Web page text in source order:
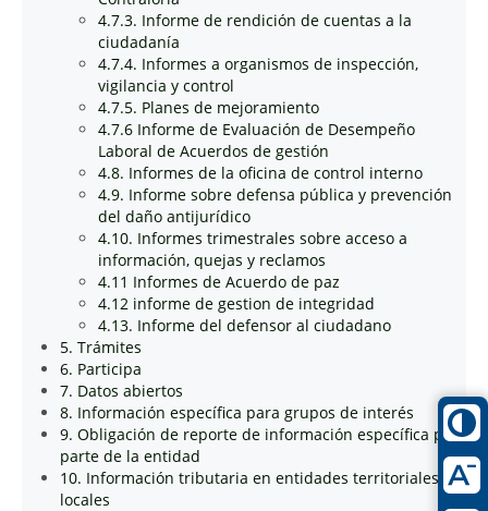
4.7.3. Informe de rendición de cuentas a la
ciudadanía
4.7.4. Informes a organismos de inspección,
vigilancia y control
4.7.5. Planes de mejoramiento
4.7.6 Informe de Evaluación de Desempeño
Laboral de Acuerdos de gestión
4.8. Informes de la oficina de control interno
4.9. Informe sobre defensa pública y prevención
del daño antijurídico
4.10. Informes trimestrales sobre acceso a
información, quejas y reclamos
4.11 Informes de Acuerdo de paz
4.12 informe de gestion de integridad
4.13. Informe del defensor al ciudadano
5. Trámites
6. Participa
7. Datos abiertos
8. Información específica para grupos de interés
9. Obligación de reporte de información específica por
parte de la entidad
10. Información tributaria en entidades territoriales
locales